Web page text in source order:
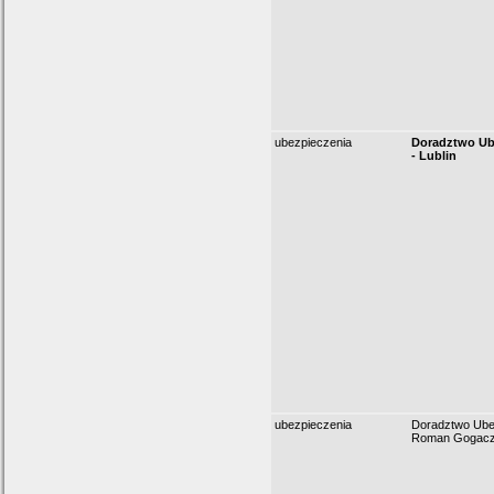
ubezpieczenia
Doradztwo
- Lublin
ubezpieczenia
Doradztwo
Roman